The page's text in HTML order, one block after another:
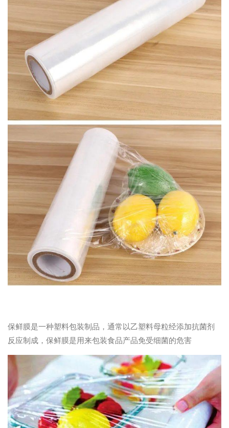
保鲜膜是一种塑料包装制品，通常以乙塑料母粒经添加抗菌剂
反应制成，保鲜膜是用来包装食品产品免受细菌的危害